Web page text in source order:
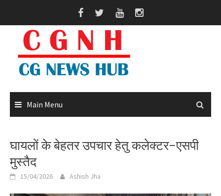
content
Main Menu
घायलों के बेहतर उपचार हेतु कलेक्टर–एसपी
मुस्तैद
15/04/2026 Ashish Jha